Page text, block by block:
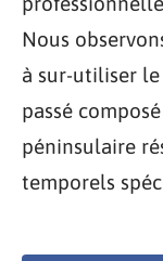
Nous
à sur-utiliser
passé
péninsulaire
temporels